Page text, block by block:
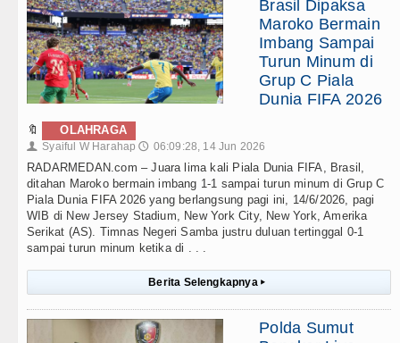
Brasil Dipaksa
Maroko Bermain
Imbang Sampai
Turun Minum di
Grup C Piala
Dunia FIFA 2026
🔖 OLAHRAGA
👤 Syaiful W Harahap 🕔 06:09:28, 14 Jun 2026
RADARMEDAN.com – Juara lima kali Piala Dunia FIFA, Brasil,
ditahan Maroko bermain imbang 1-1 sampai turun minum di Grup C
Piala Dunia FIFA 2026 yang berlangsung pagi ini, 14/6/2026, pagi
WIB di New Jersey Stadium, New York City, New York, Amerika
Serikat (AS). Timnas Negeri Samba justru duluan tertinggal 0-1
sampai turun minum ketika di . . .
Berita Selengkapnya ▸
Polda Sumut